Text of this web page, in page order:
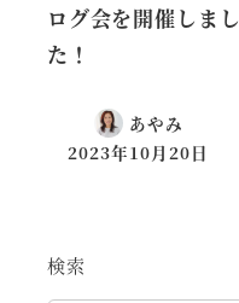
ログ会を開催しまし
た！
あやみ
2023年10月20日
検索